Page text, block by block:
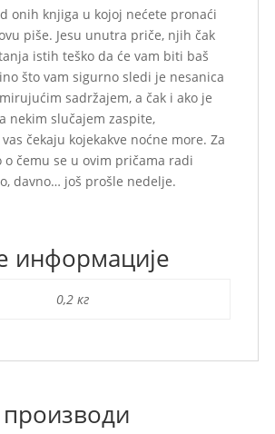
onih knjiga u kojoj nećete pronaći
piše. Jesu unutra priče, njih čak
istih teško da će vam biti baš
što vam sigurno sledi je nesanica
sadržajem, a čak i ako je
nekim slučajem zaspite,
čekaju kojekakve noćne more. Za
o čemu se u ovim pričama radi
davno… još prošle nedelje.
информације
0,2 кг